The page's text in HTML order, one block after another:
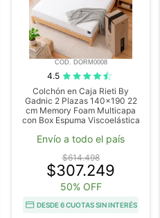
COD. DORM0008
4.5
Colchón en Caja Rieti By
Gadnic 2 Plazas 140x190 22
cm Memory Foam Multicapa
con Box Espuma Viscoelástica
Envío a todo el país
$614.498
$307.249
50% OFF
DESDE 6 CUOTAS SIN INTERÉS